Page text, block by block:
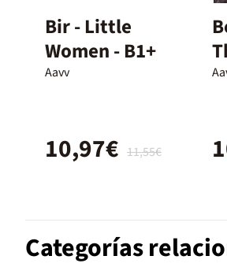
Bir - Little
Women - B1+
Aavv
11,55€
10,97€
Categorías